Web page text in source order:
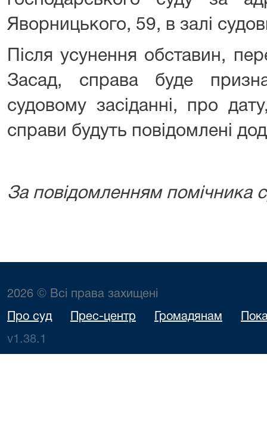
Яворницького, 59, в залі
Після усунення обставин,
Засад, справа буде
судовому засіданні, про
справи будуть повідомлені
За повідомленням помічника
2026 © Всі права захищені
Про суд Прес-центр Громадянам
v1.38.1